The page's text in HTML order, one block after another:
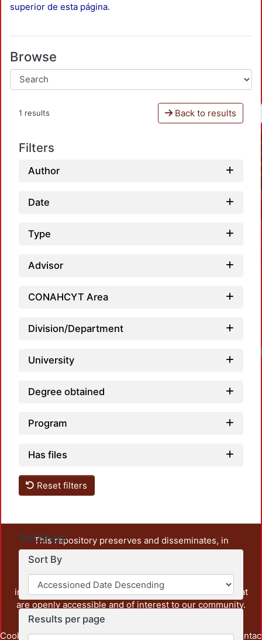
superior de esta página.
Browse
1 results Back to results
Filters
Author
Date
Type
Advisor
CONAHCYT Area
Division/Department
University
Degree obtained
Program
Has files
Reset filters
Settings
Sort By
Results per page
This repository preserves and disseminates, in
unrestricted open access, the teaching and research
output of UAM Azcapotzalco. It also includes some
administrative and graphic documents from the
institution, as well as content from other institutions that
are openly accessible and of interest to our community.
Cookie Privacy End User Send